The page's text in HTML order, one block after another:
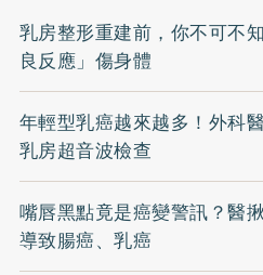
乳房整形重建前，你不可不
良反應」傷身體
年輕型乳癌越來越多！外科
乳房超音波檢查
嘴唇黑點竟是癌變警訊？醫
導致腸癌、乳癌